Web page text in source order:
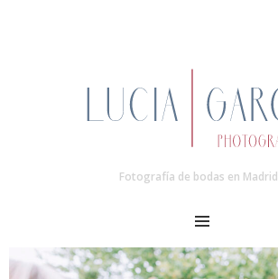
Fotografía de bodas en Madrid
MENU